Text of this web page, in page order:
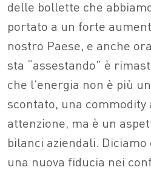
delle bollette che
portato a un forte
nostro Paese, e anche
sta “assestando” è
che l’energia non è più
scontato, una
attenzione, ma è un
bilanci aziendali. Diciamo
una nuova fiducia nei